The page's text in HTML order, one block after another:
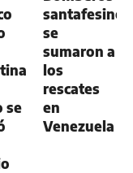
se
santafesinos
se
sumaron a
los
rescates
en
Venezuela